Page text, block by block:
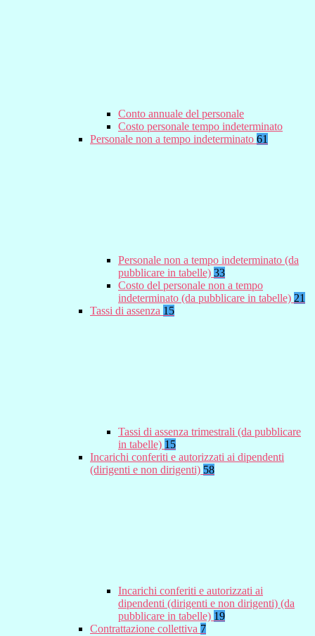
Conto annuale del personale
Costo personale tempo indeterminato
Personale non a tempo indeterminato 61
Personale non a tempo indeterminato (da
pubblicare in tabelle) 33
Costo del personale non a tempo
indeterminato (da pubblicare in tabelle) 21
Tassi di assenza 15
Tassi di assenza trimestrali (da pubblicare
in tabelle) 15
Incarichi conferiti e autorizzati ai dipendenti
(dirigenti e non dirigenti) 58
Incarichi conferiti e autorizzati ai
dipendenti (dirigenti e non dirigenti) (da
pubblicare in tabelle) 19
Contrattazione collettiva 7